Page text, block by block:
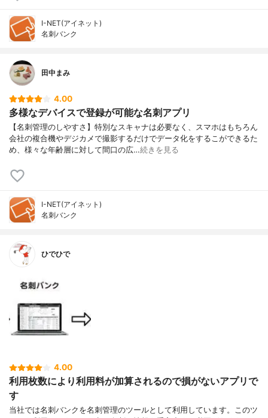
I-NET(アイネット)
名刺バンク
田中まみ
4.00
多様なデバイスで登録が可能な名刺アプリ
【名刺管理のしやすさ】特別なスキャナは必要なく、スマホはもちろん
会社の複合機やデジカメで撮影するだけでデータ化をするこができるた
め、様々な年齢層に対して間口の広…続きを見る
I-NET(アイネット)
名刺バンク
ひでひで
4.00
利用枚数により利用料が加算されるので損がないアプリで
す
当社では名刺バンクを名刺管理のツールとして利用しています。このツ